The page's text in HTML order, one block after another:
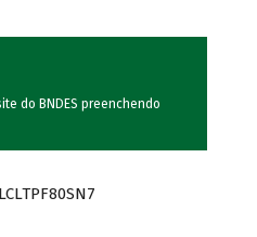
do BNDES preenchendo